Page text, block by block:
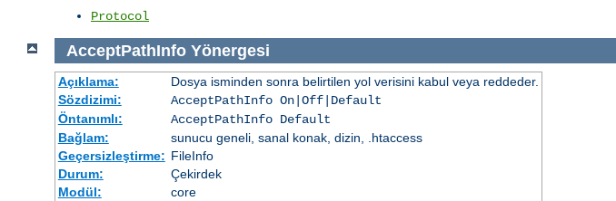
Protocol
AcceptPathInfoYönergesi
Açıklama:
Dosya isminden sonra belirtilen yol verisini kabul veya reddeder.
Sözdizimi:
AcceptPathInfo On|Off|Default
Öntanımlı:
AcceptPathInfo Default
Bağlam:
sunucu geneli, sanal konak, dizin, .htaccess
Geçersizleştirme: FileInfo
Durum:
Çekirdek
Modül:
core